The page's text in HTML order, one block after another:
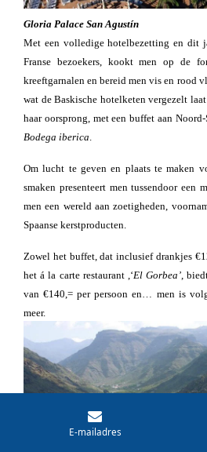
Gloria Palace San Agustín
Met een volledige hotelbezetting en dit
Franse bezoekers, kookt men op de
kreeftgarnalen en bereid men vis en rood
wat de Baskische hotelketen vergezelt
haar oorsprong, met een buffet aan
Bodega iberica.
Om lucht te geven en plaats te maken
smaken presenteert men tussendoor een
men een wereld aan zoetigheden,
Spaanse kerstproducten.
Zowel het buffet, dat inclusief drankjes
het á la carte restaurant ,‘El Gorbea’,
van €140,= per persoon en… men is
meer.
E-mailadres